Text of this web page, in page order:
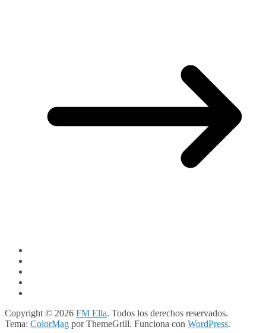
Copyright © 2026 FM Ella. Todos los derechos reservados.
Tema: ColorMag por ThemeGrill. Funciona con WordPress.